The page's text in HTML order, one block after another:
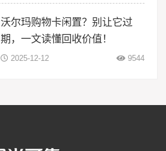
沃尔玛购物卡闲置？别让它过
期，一文读懂回收价值！
2025-12-12 9544